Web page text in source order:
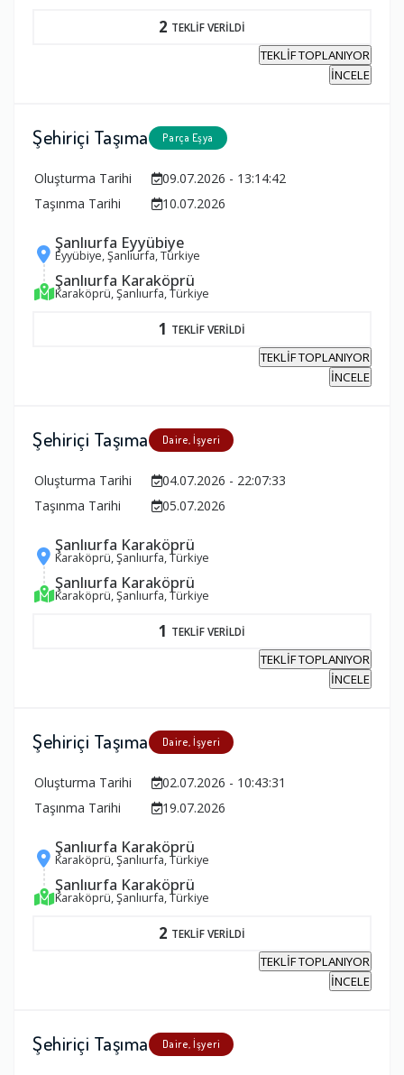
2 TEKLİF VERİLDİ
TEKLİF TOPLANIYOR
İNCELE
Şehiriçi Taşıma Parça Eşya
Oluşturma Tarihi
09.07.2026 - 13:14:42
Taşınma Tarihi
10.07.2026
Şanlıurfa Eyyübiye
Eyyübiye, Şanlıurfa, Türkiye
Şanlıurfa Karaköprü
Karaköprü, Şanlıurfa, Türkiye
1 TEKLİF VERİLDİ
TEKLİF TOPLANIYOR
İNCELE
Şehiriçi Taşıma Daire, İşyeri
Oluşturma Tarihi
04.07.2026 - 22:07:33
Taşınma Tarihi
05.07.2026
Şanlıurfa Karaköprü
Karaköprü, Şanlıurfa, Türkiye
Şanlıurfa Karaköprü
Karaköprü, Şanlıurfa, Türkiye
1 TEKLİF VERİLDİ
TEKLİF TOPLANIYOR
İNCELE
Şehiriçi Taşıma Daire, İşyeri
Oluşturma Tarihi
02.07.2026 - 10:43:31
Taşınma Tarihi
19.07.2026
Şanlıurfa Karaköprü
Karaköprü, Şanlıurfa, Türkiye
Şanlıurfa Karaköprü
Karaköprü, Şanlıurfa, Türkiye
2 TEKLİF VERİLDİ
TEKLİF TOPLANIYOR
İNCELE
Şehiriçi Taşıma Daire, İşyeri